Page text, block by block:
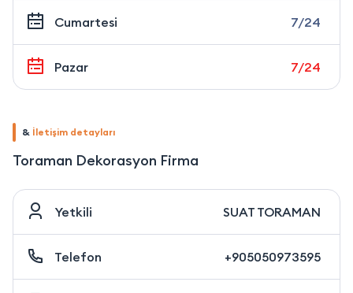
Cumartesi 7/24
Pazar 7/24
& İletişim detayları
Toraman Dekorasyon Firma
Yetkili SUAT TORAMAN
Telefon +905050973595